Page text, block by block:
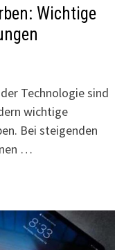
Wichtige
Technologie sind
wichtige
Bei steigenden
…